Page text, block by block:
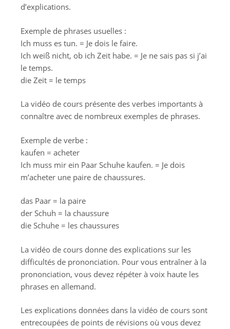
d’explications.
Exemple de phrases usuelles :
Ich muss es tun. = Je dois le faire.
Ich weiß nicht, ob ich Zeit habe. = Je ne sais pas si j’ai
le temps.
die Zeit = le temps
La vidéo de cours présente des verbes importants à
connaître avec de nombreux exemples de phrases.
Exemple de verbe :
kaufen = acheter
Ich muss mir ein Paar Schuhe kaufen. = Je dois
m’acheter une paire de chaussures.
das Paar = la paire
der Schuh = la chaussure
die Schuhe = les chaussures
La vidéo de cours donne des explications sur les
difficultés de prononciation. Pour vous entraîner à la
prononciation, vous devez répéter à voix haute les
phrases en allemand.
Les explications données dans la vidéo de cours sont
entrecoupées de points de révisions où vous devez